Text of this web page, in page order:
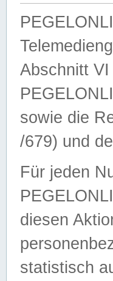
Abschnitt
sowie die
/679) und
Für jeden
diesen
statistisch